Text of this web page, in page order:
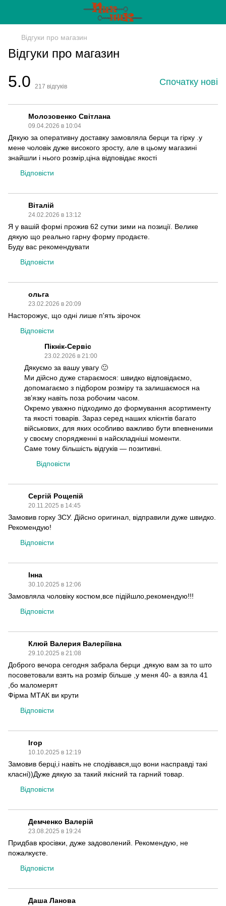
Відгуки про магазин
Відгуки про магазин
5.0 217 відгуків Спочатку нові
Молозовенко Світлана
09.04.2026 в 10:04
Дякую за оперативну доставку замовляла берци та гірку .у
мене чоловік дуже високого зросту, але в цьому магазині
знайшли і нього розмір,ціна відповідає якості
Відповісти
Віталій
24.02.2026 в 13:12
Я у вашій формі прожив 62 сутки зими на позиції. Велике
дякую що реально гарну форму продаєте.
Буду вас рекомендувати
Відповісти
ольга
23.02.2026 в 20:09
Насторожує, що одні лише п'ять зірочок
Відповісти
Пікнік-Сервіс
23.02.2026 в 21:00
Дякуємо за вашу увагу 🙂
Ми дійсно дуже стараємося: швидко відповідаємо,
допомагаємо з підбором розміру та залишаємося на
зв’язку навіть поза робочим часом.
Окремо уважно підходимо до формування асортименту
та якості товарів. Зараз серед наших клієнтів багато
військових, для яких особливо важливо бути впевненими
у своєму спорядженні в найскладніші моменти.
Саме тому більшість відгуків — позитивні.
Відповісти
Сергій Рощепій
20.11.2025 в 14:45
Замовив горку ЗСУ. Дійсно оригинал, відправили дуже швидко.
Рекомендую!
Відповісти
Інна
30.10.2025 в 12:06
Замовляла чоловіку костюм,все підійшло,рекомендую!!!
Відповісти
Клюй Валерия Валеріївна
29.10.2025 в 21:08
Доброго вечора сегодня забрала берци ,дякую вам за то што
посоветовали взять на розмір більше ,у меня 40- а взяла 41
,бо маломерят
Фірма МТАК ви крути
Відповісти
Ігор
10.10.2025 в 12:19
Замовив берці,і навіть не сподівався,що вони насправді такі
класні))Дуже дякую за такий якісний та гарний товар.
Відповісти
Демченко Валерій
23.08.2025 в 19:24
Придбав кросівки, дуже задоволений. Рекомендую, не
пожалкуєте.
Відповісти
Даша Ланова